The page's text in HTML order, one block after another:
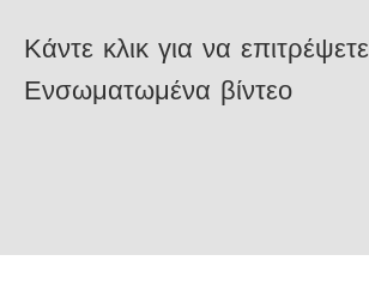
Κάντε κλικ για να επιτρέψετε
Ενσωματωμένα βίντεο